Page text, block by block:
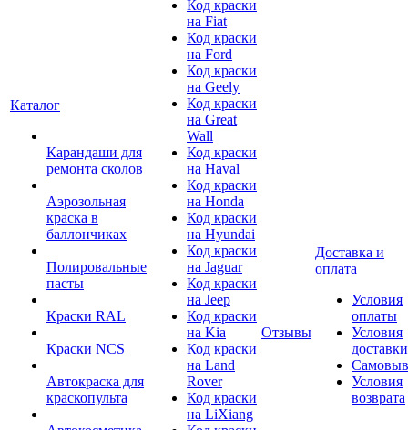
Каталог
Карандаши для
ремонта сколов
Аэрозольная
краска в
баллончиках
Полировальные
пасты
Краски RAL
Краски NCS
Автокраска для
краскопульта
Код краски
на Fiat
Код краски
на Ford
Код краски
на Geely
Код краски
на Great
Wall
Код краски
на Haval
Код краски
на Honda
Код краски
на Hyundai
Код краски
на Jaguar
Код краски
на Jeep
Код краски
на Kia
Код краски
на Land
Rover
Код краски
на LiXiang
Отзывы
Доставка и
оплата
Условия
оплаты
Условия
доставки
Условия
возврата